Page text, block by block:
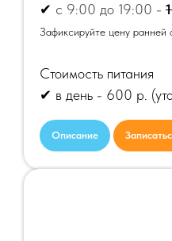
✔ с 9:00 до 19:00 -
Зафиксируйте цену ранней
Стоимость питания
✔ в день - 600 р.
Описание